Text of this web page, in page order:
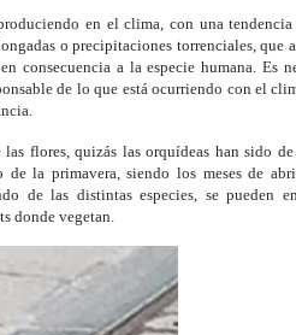
en el clima, con una
o precipitaciones torrenciales, que
consecuencia a la especie humana. Es
de lo que está ocurriendo con el
flores, quizás las orquídeas han sido de
la primavera, siendo los meses de
de las distintas especies, se pueden
donde vegetan.